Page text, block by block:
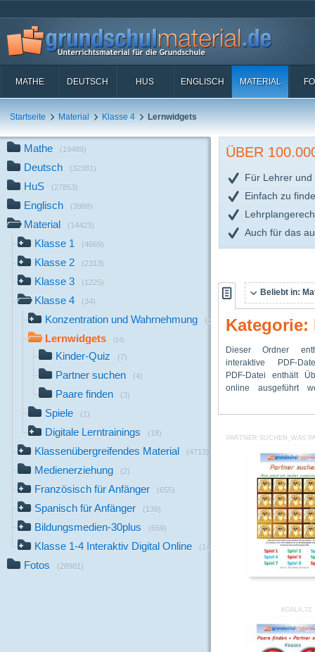
MATHE DEUTSCH HUS ENGLISCH MATERIAL
Startseite Material Klasse 4 Lernwidgets
Mathe (19489)
Deutsch (32381)
HuS (27853)
Englisch (3988)
Material (14423)
Klasse 1 (4669)
Klasse 2 (2313)
Klasse 3 (1225)
Klasse 4 (34)
Konzentration und Wahrnehmung (1)
Lernwidgets (14)
Kinder-Quiz (7)
Partner suchen (4)
Paare finden (3)
Spiele (1)
Digitale Lerntrainings (18)
Klassenübergreifendes Material (4713)
Medienerziehung (2)
Französisch für Anfänger (655)
Spanisch für Anfänger (139)
Bildungsmedien-30plus (659)
Klasse 1-4 Interaktiv Digital Online (14)
Fotos (28981)
ÜBER
Für Lehrer und
Einfach zu
Auch für das
Beliebt in:
Kategorie:
Dieser Ordner
interaktive PDF-
PDF-Datei enthält
online ausgeführt
Benutzer
heruntergeladenen
gewünschte Übung
zu einer online-
die Übung gespielt
Deshalb
PARTNER SUCHEN_WAS
KOALA.7Z